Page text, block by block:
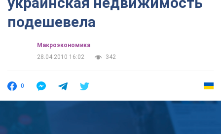
подешевела
Mакроэкономика
28.04.2010 16:02
342
0